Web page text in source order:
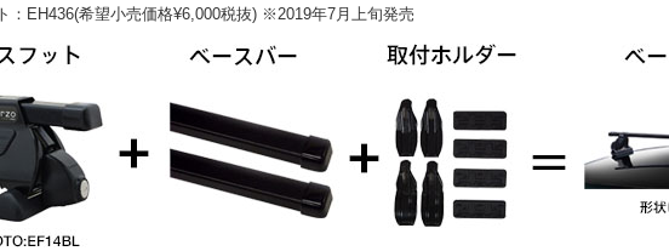
EH436(希望小売価格¥6,000税抜) ※2019年7月上旬発売